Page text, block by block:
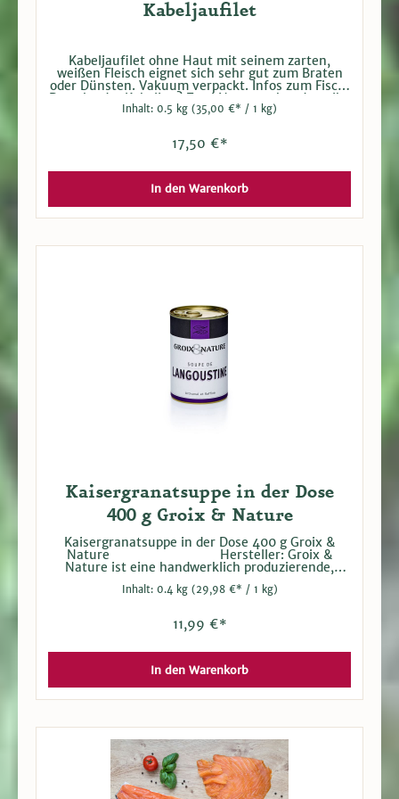
Kabeljaufilet
Kabeljaufilet ohne Haut mit seinem zarten,
weißen Fleisch eignet sich sehr gut zum Braten
oder Dünsten. Vakuum verpackt. Infos zum Fisch:
Dorsch oder Kabeljau? Zwei Namen, aber derselbe
Fisch. Allgemein bezeichnet man junge, noch
ausgewachsen nennt man sie dann Kabeljau. Er
kommt in Schwärmen als Wanderfisch, aber auch
Nordatlantik, in der Nordsee und in der Ostsee
vor. Sein weißes Fleisch ist mager, schmeckt
Art zubereiten.
Inhalt: 0.5 kg (35,00 €* / 1 kg)
17,50 €*
In den Warenkorb
Kaisergranatsuppe in der Dose
400 g Groix & Nature
Kaisergranatsuppe in der Dose 400 g Groix &
Nature Hersteller: Groix &
Nature ist eine handwerklich produzierende,
familiengeführte Konservenfabrik mit Sitz auf
einer kleinen Insel in der Bretagne, wo man seit
Rillettes, Suppen und Spezialitäten herstellt. Bei
der Herstellung unterstützt man durch bewusste
Fischereien und beschäftigt in der Produktion
Bewohner der Insel. Die traditionellen Rezepte
dieser letzten Konservenfabrik auf Groix spiegeln
dieses kulinarische Erbe wider.
Inhalt: 0.4 kg (29,98 €* / 1 kg)
11,99 €*
In den Warenkorb